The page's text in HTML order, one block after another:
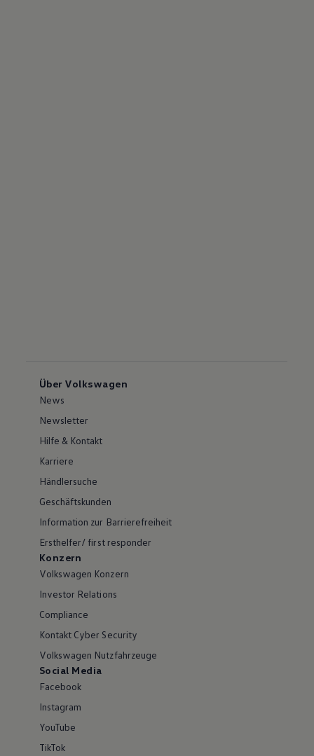
Über Volkswagen
News
Newsletter
Hilfe & Kontakt
Karriere
Händlersuche
Geschäftskunden
Information zur Barrierefreiheit
Ersthelfer/ first responder
Konzern
Volkswagen Konzern
Investor Relations
Compliance
Kontakt Cyber Security
Volkswagen Nutzfahrzeuge
Social Media
Facebook
Instagram
YouTube
TikTok